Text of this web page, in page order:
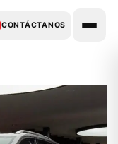
CONTÁCTANOS